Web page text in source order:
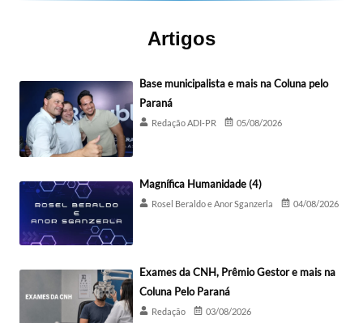
Artigos
Base municipalista e mais na Coluna pelo
Paraná
Redação ADI-PR 05/08/2026
Magnífica Humanidade (4)
Rosel Beraldo e Anor Sganzerla 04/08/2026
Exames da CNH, Prêmio Gestor e mais na
Coluna Pelo Paraná
Redação 03/08/2026